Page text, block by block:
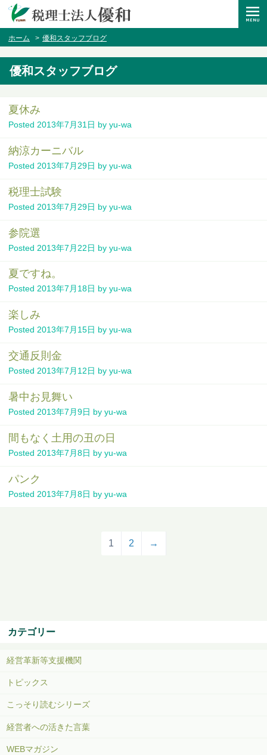
ホーム 優和スタッフブログ
優和スタッフブログ
夏休み
Posted 2013年7月31日 by yu-wa
納涼カーニバル
Posted 2013年7月29日 by yu-wa
税理士試験
Posted 2013年7月29日 by yu-wa
参院選
Posted 2013年7月22日 by yu-wa
夏ですね。
Posted 2013年7月18日 by yu-wa
楽しみ
Posted 2013年7月15日 by yu-wa
交通反則金
Posted 2013年7月12日 by yu-wa
暑中お見舞い
Posted 2013年7月9日 by yu-wa
間もなく土用の丑の日
Posted 2013年7月8日 by yu-wa
パンク
Posted 2013年7月8日 by yu-wa
1 2 →
カテゴリー
経営革新等支援機関
トピックス
こっそり読むシリーズ
経営者への活きた言葉
WEBマガジン